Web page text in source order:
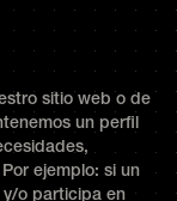
sitio web o de
un perfil
ejemplo: si un
y/o participa en